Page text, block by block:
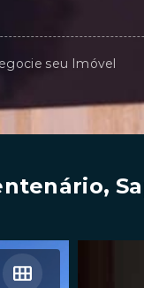
seu Imóvel